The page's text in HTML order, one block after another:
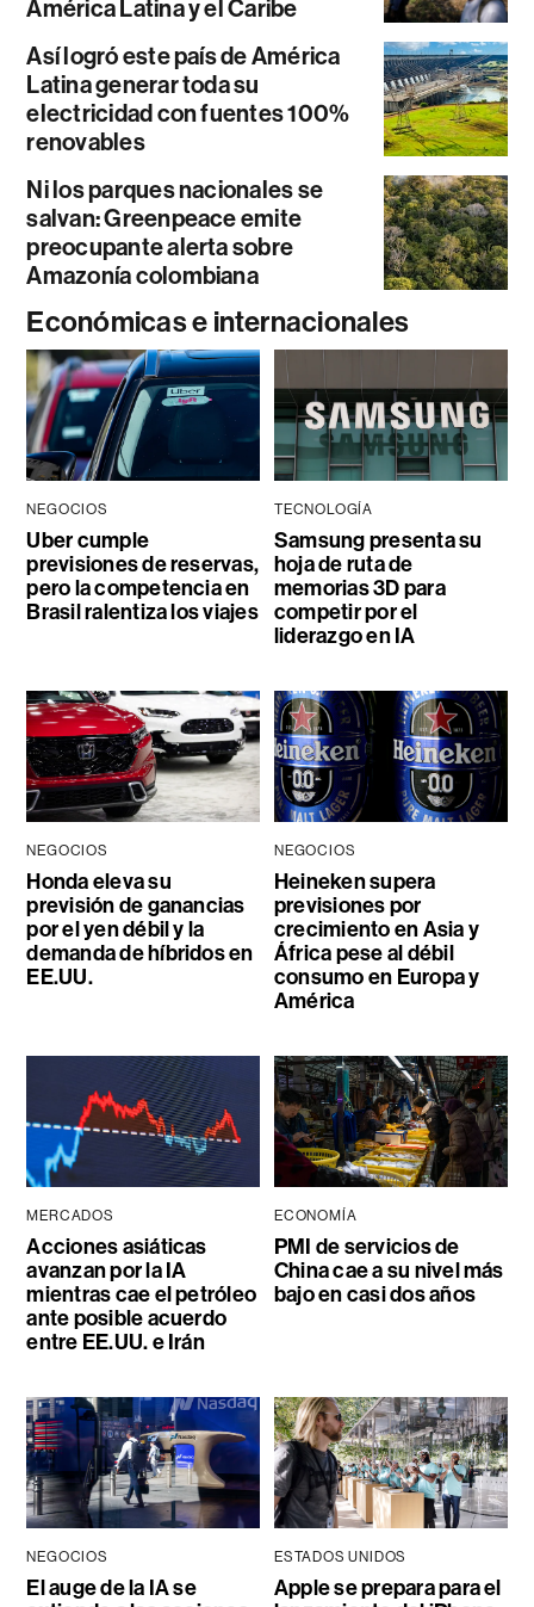
América Latina y el Caribe
Así logró este país de América
Latina generar toda su
electricidad con fuentes 100%
renovables
Ni los parques nacionales se
salvan: Greenpeace emite
preocupante alerta sobre
Amazonía colombiana
Económicas e internacionales
NEGOCIOS
Uber cumple
previsiones de reservas,
pero la competencia en
Brasil ralentiza los viajes
TECNOLOGÍA
Samsung presenta su
hoja de ruta de
memorias 3D para
competir por el
liderazgo en IA
NEGOCIOS
Honda eleva su
previsión de ganancias
por el yen débil y la
demanda de híbridos en
EE.UU.
NEGOCIOS
Heineken supera
previsiones por
crecimiento en Asia y
África pese al débil
consumo en Europa y
América
MERCADOS
Acciones asiáticas
avanzan por la IA
mientras cae el petróleo
ante posible acuerdo
entre EE.UU. e Irán
ECONOMÍA
PMI de servicios de
China cae a su nivel más
bajo en casi dos años
NEGOCIOS
El auge de la IA se
ESTADOS UNIDOS
Apple se prepara para el